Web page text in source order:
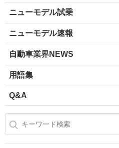
ニューモデル試乗
ニューモデル速報
自動車業界NEWS
用語集
Q&A